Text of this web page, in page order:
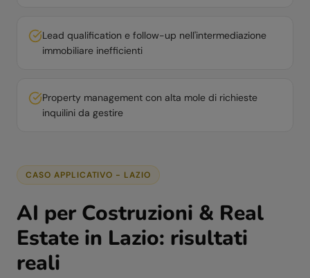
Lead qualification e follow-up nell'intermediazione
immobiliare inefficienti
Property management con alta mole di richieste
inquilini da gestire
CASO APPLICATIVO - LAZIO
AI per Costruzioni & Real
Estate in Lazio: risultati
reali